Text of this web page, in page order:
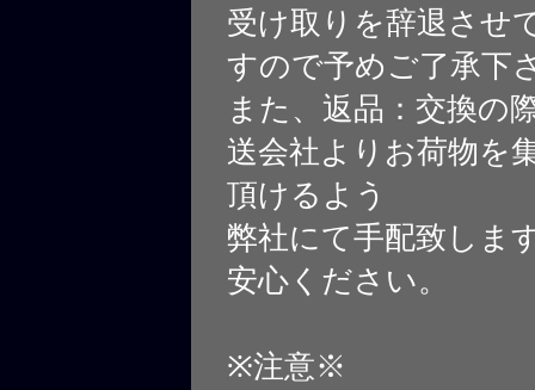
受け取りを辞退させ
すので予めご了承下
また、返品：交換の
送会社よりお荷物を
頂けるよう
弊社にて手配致しま
安心ください。
※注意※